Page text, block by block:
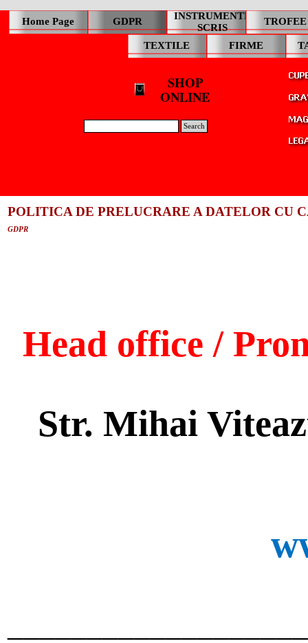
Search
Home Page GDPR
INSTRUMENTE
SCRIS
TROFEE
TEXTILE FIRME
SHOP
ONLINE
POLITICA DE PRELUCRARE A DATELOR CU
GDPR
Head office /
Str. Mihai